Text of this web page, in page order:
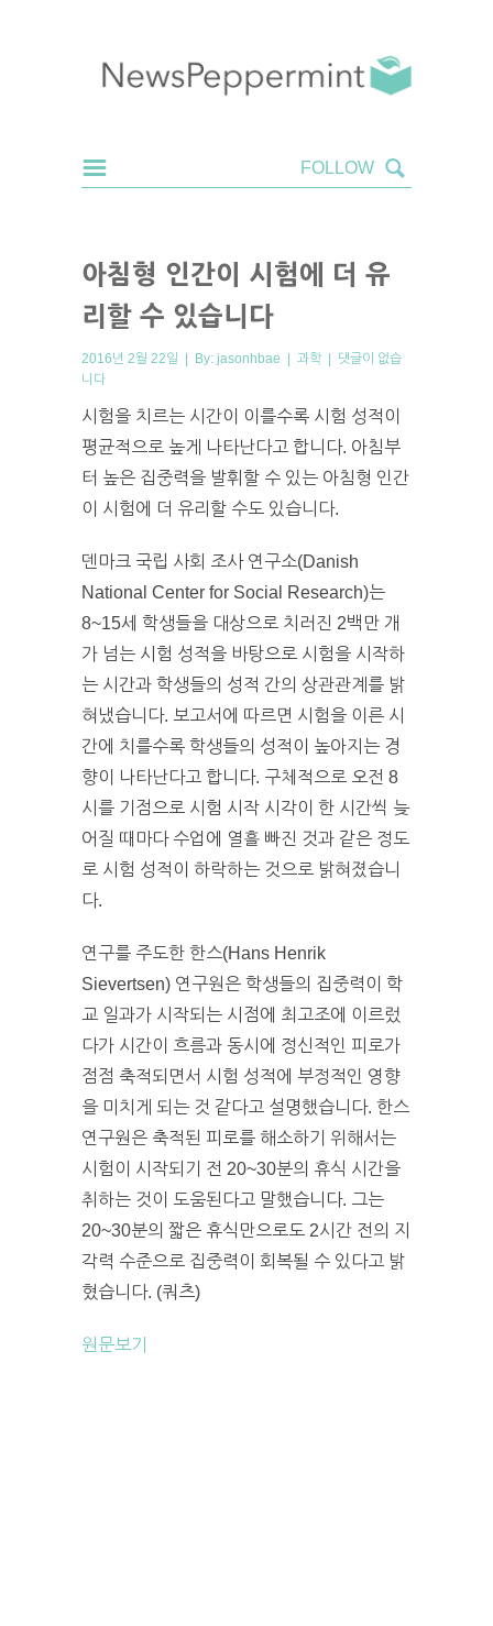
아침형 인간이 시험에 더 유
리할 수 있습니다
2016년 2월 22일 | By: jasonhbae | 과학 | 댓글이 없습
니다
시험을 치르는 시간이 이를수록 시험 성적이
평균적으로 높게 나타난다고 합니다. 아침부
터 높은 집중력을 발휘할 수 있는 아침형 인간
이 시험에 더 유리할 수도 있습니다.
덴마크 국립 사회 조사 연구소(Danish
National Center for Social Research)는
8~15세 학생들을 대상으로 치러진 2백만 개
가 넘는 시험 성적을 바탕으로 시험을 시작하
는 시간과 학생들의 성적 간의 상관관계를 밝
혀냈습니다. 보고서에 따르면 시험을 이른 시
간에 치를수록 학생들의 성적이 높아지는 경
향이 나타난다고 합니다. 구체적으로 오전 8
시를 기점으로 시험 시작 시각이 한 시간씩 늦
어질 때마다 수업에 열흘 빠진 것과 같은 정도
로 시험 성적이 하락하는 것으로 밝혀졌습니
다.
연구를 주도한 한스(Hans Henrik
Sievertsen) 연구원은 학생들의 집중력이 학
교 일과가 시작되는 시점에 최고조에 이르렀
다가 시간이 흐름과 동시에 정신적인 피로가
점점 축적되면서 시험 성적에 부정적인 영향
을 미치게 되는 것 같다고 설명했습니다. 한스
연구원은 축적된 피로를 해소하기 위해서는
시험이 시작되기 전 20~30분의 휴식 시간을
취하는 것이 도움된다고 말했습니다. 그는
20~30분의 짧은 휴식만으로도 2시간 전의 지
각력 수준으로 집중력이 회복될 수 있다고 밝
혔습니다. (쿼츠)
원문보기